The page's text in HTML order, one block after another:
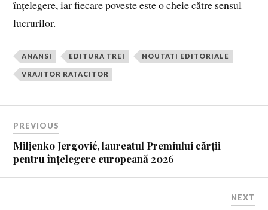
înțelegere, iar fiecare poveste este o cheie către sensul
lucrurilor.
ANANSI EDITURA TREI NOUTATI EDITORIALE
VRAJITOR RATACITOR
PREVIOUS
Miljenko Jergović, laureatul Premiului cărții
pentru înțelegere europeană 2026
NEXT